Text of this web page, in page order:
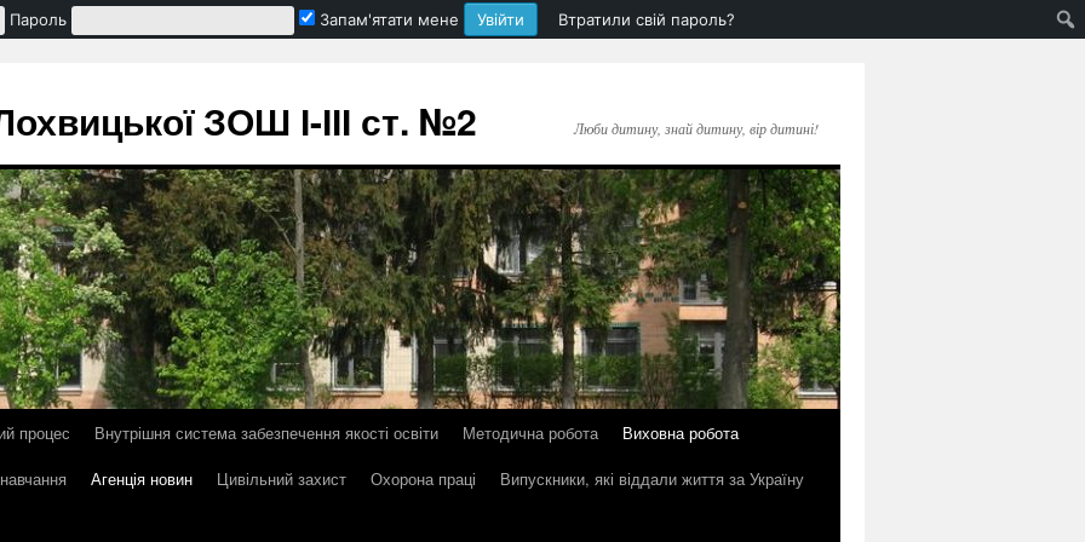
Пароль Запам'ятати мене Втратили свій пароль?
ЗОШ І-ІІІ ст. №2 Люби дитину, знай дитину, вір дитині!
процес Внутрішня система забезпечення якості освіти Методична робота
Виховна робота
Агенція новин Цивільний захист Охорона праці
Випускники, які віддали життя за Україну